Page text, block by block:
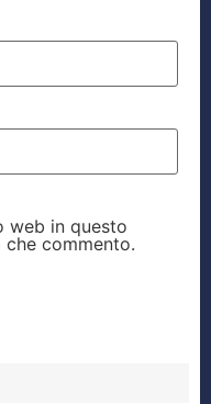
web in questo
commento.